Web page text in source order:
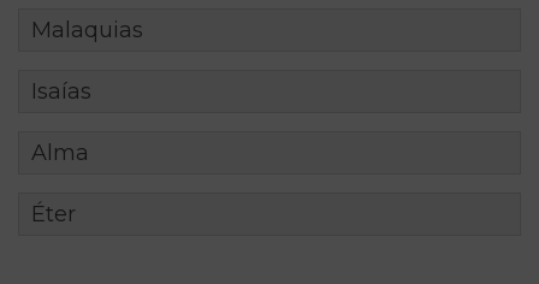
Malaquias
Isaías
Alma
Éter